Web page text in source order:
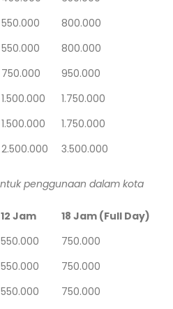
550.000
800.000
550.000
800.000
750.000
950.000
1.500.000
1.750.000
1.500.000
1.750.000
2.500.000 3.500.000
penggunaan dalam kota
12 Jam
18 Jam (Full Day)
550.000
750.000
550.000
750.000
550.000
750.000